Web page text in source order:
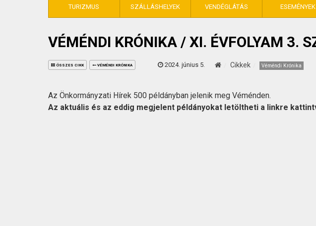
TURIZMUS SZÁLLÁSHELYEK VENDÉGLÁTÁS ESEMÉNYEK
ÁLTALÁNOS
KINCSES BARANYA
KAPCSOLAT
VÉMÉNDI KRÓNIKA / XI. ÉVFOLYAM 3.
ÖSSZES CIKK VÉMÉNDI KRÓNIKA 2024. június 5. Cikkek Véméndi Krónika
Az Önkormányzati Hírek 500 példányban jelenik meg Véménden.
Az aktuális és az eddig megjelent példányokat letöltheti a linkre